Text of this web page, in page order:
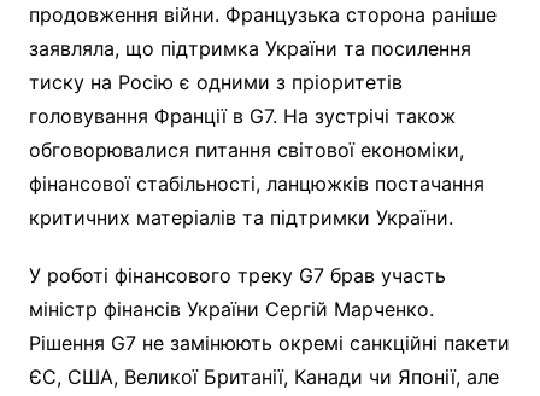
продовження війни. Французька сторона раніше
заявляла, що підтримка України та посилення
тиску на Росію є одними з пріоритетів
головування Франції в G7. На зустрічі також
обговорювалися питання світової економіки,
фінансової стабільності, ланцюжків постачання
критичних матеріалів та підтримки України.
У роботі фінансового треку G7 брав участь
міністр фінансів України Сергій Марченко.
Рішення G7 не замінюють окремі санкційні пакети
ЄС, США, Великої Британії, Канади чи Японії, але